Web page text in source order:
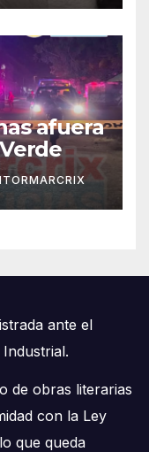
afuera
ante el
de obras literarias
con la Ley
que queda